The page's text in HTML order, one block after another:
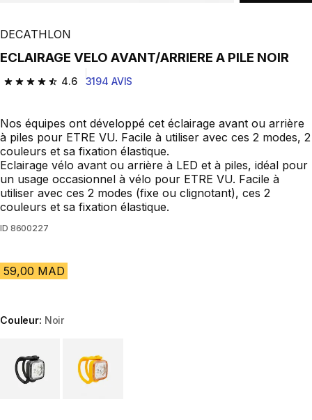
DECATHLON
ECLAIRAGE VELO AVANT/ARRIERE A PILE NOIR
4.6
4.6 out of 5 stars from 3194 reviews
3194 AVIS
Nos équipes ont développé cet éclairage avant ou arrière
à piles pour ETRE VU. Facile à utiliser avec ces 2 modes, 2
couleurs et sa fixation élastique.
Eclairage vélo avant ou arrière à LED et à piles, idéal pour
un usage occasionnel à vélo pour ETRE VU. Facile à
utiliser avec ces 2 modes (fixe ou clignotant), ces 2
couleurs et sa fixation élastique.
ID 8600227
59,00 MAD
Couleur: Noir